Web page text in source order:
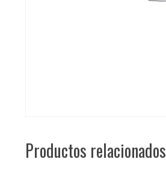
Productos relacionados